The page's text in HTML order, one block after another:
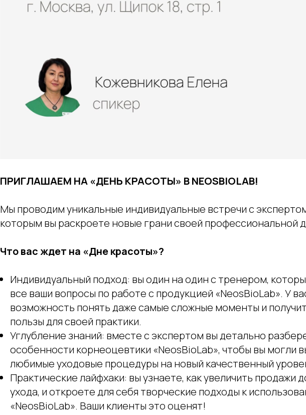
ПРИГЛАШАЕМ НА «ДЕНЬ КРАСОТЫ» В NEOSBIOLAB!
Мы проводим уникальные индивидуальные встречи с
которым вы раскроете новые грани своей профессиональной
Что вас ждет на «Дне красоты»?
Индивидуальный подход: вы один на один с тренером,
все ваши вопросы по работе с продукцией «NeosBioLab». У
возможность понять даже самые сложные моменты и
пользы для своей практики.
Углубление знаний: вместе с экспертом вы детально
особенности корнеоцевтики «NeosBioLab», чтобы вы могли
любимые уходовые процедуры на новый качественный
Практические лайфхаки: вы узнаете, как увеличить продажи
ухода, и откроете для себя творческие подходы к
«NeosBioLab». Ваши клиенты это оценят!